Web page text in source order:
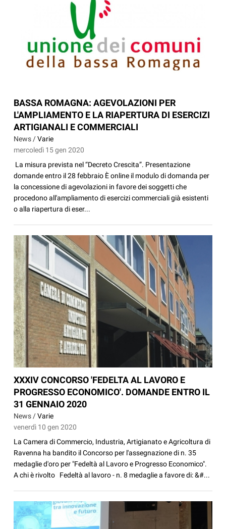
BASSA ROMAGNA: AGEVOLAZIONI PER
L'AMPLIAMENTO E LA RIAPERTURA DI ESERCIZI
ARTIGIANALI E COMMERCIALI
News /Varie
mercoledì 15 gen 2020
La misura prevista nel “Decreto Crescita”. Presentazione
domande entro il 28 febbraio È online il modulo di domanda per
la concessione di agevolazioni in favore dei soggetti che
procedono all'ampliamento di esercizi commerciali già esistenti
o alla riapertura di eser...
XXXIV CONCORSO 'FEDELTA AL LAVORO E
PROGRESSO ECONOMICO'. DOMANDE ENTRO IL
31 GENNAIO 2020
News /Varie
venerdì 10 gen 2020
La Camera di Commercio, Industria, Artigianato e Agricoltura di
Ravenna ha bandito il Concorso per l'assegnazione di n. 35
medaglie d'oro per "Fedeltà al Lavoro e Progresso Economico".
A chi è rivolto Fedeltà al lavoro - n. 8 medaglie a favore di: &#...